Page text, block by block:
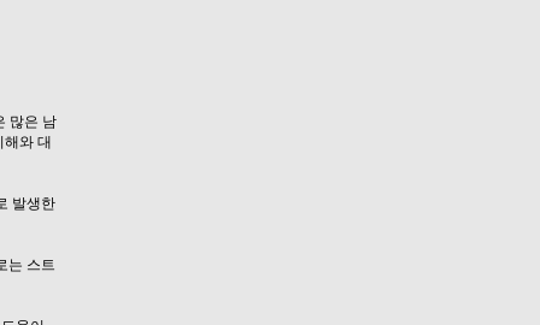
많은 남
와 대
발생한
는 스트